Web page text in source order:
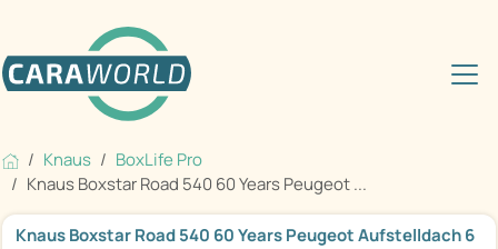
Knaus
BoxLife Pro
Knaus Boxstar Road 540 60 Years Peugeot ...
Knaus Boxstar Road 540 60 Years Peugeot Aufstelldach 6